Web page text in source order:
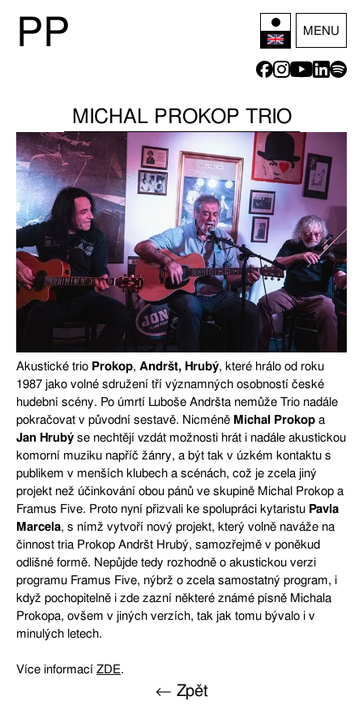
PP MENU
MICHAL PROKOP TRIO
Akustické trio Prokop, Andršt, Hrubý, které hrálo od roku
1987 jako volné sdružení tří významných osobností české
hudební scény. Po úmrtí Luboše Andršta nemůže Trio nadále
pokračovat v původní sestavě. Nicméně Michal Prokop a
Jan Hrubý se nechtějí vzdát možnosti hrát i nadále akustickou
komorní muziku napříč žánry, a být tak v úzkém kontaktu s
publikem v menších klubech a scénách, což je zcela jiný
projekt než účinkování obou pánů ve skupině Michal Prokop a
Framus Five. Proto nyní přizvali ke spolupráci kytaristu Pavla
Marcela, s nímž vytvoří nový projekt, který volně naváže na
činnost tria Prokop Andršt Hrubý, samozřejmě v poněkud
odlišné formě. Nepůjde tedy rozhodně o akustickou verzi
programu Framus Five, nýbrž o zcela samostatný program, i
když pochopitelně i zde zazní některé známé písně Michala
Prokopa, ovšem v jiných verzích, tak jak tomu bývalo i v
minulých letech.
Více informací ZDE.
← Zpět